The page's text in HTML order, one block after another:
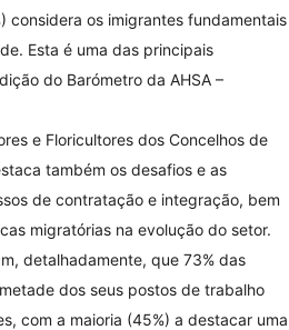
considera os imigrantes fundamentais
Esta é uma das principais
do Barómetro da AHSA –
e Floricultores dos Concelhos de
também os desafios e as
de contratação e integração, bem
migratórias na evolução do setor.
detalhadamente, que 73% das
dos seus postos de trabalho
com a maioria (45%) a destacar uma